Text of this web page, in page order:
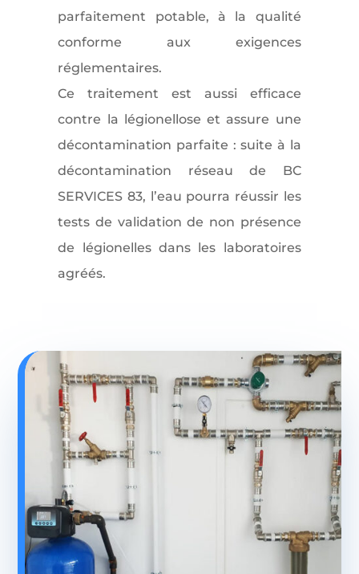
parfaitement potable, à la qualité
conforme aux exigences
réglementaires.
Ce traitement est aussi efficace
contre la légionellose et assure une
décontamination parfaite : suite à la
décontamination réseau de BC
SERVICES 83, l’eau pourra réussir les
tests de validation de non présence
de légionelles dans les laboratoires
agréés.